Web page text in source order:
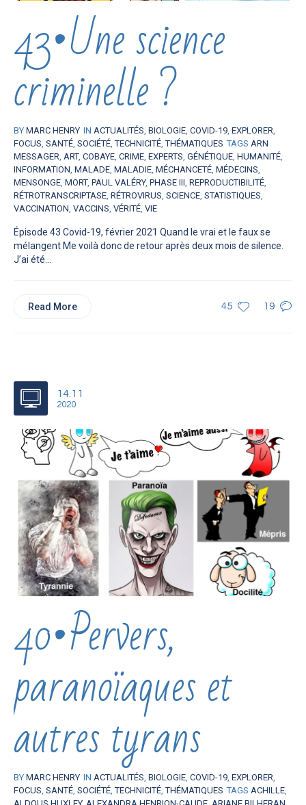
43•Une science
criminelle ?
BY MARC HENRY IN ACTUALITÉS, BIOLOGIE, COVID-19, EXPLORER,
FOCUS, SANTÉ, SOCIÉTÉ,TECHNICITÉ,THÉMATIQUES TAGS ARN
MESSAGER, ART, COBAYE, CRIME, EXPERTS, GÉNÉTIQUE, HUMANITÉ,
INFORMATION, MALADE, MALADIE, MÉCHANCETÉ, MÉDECINS,
MENSONGE, MORT, PAUL VALÉRY, PHASE III, REPRODUCTIBILITÉ,
RÉTROTRANSCRIPTASE, RÉTROVIRUS, SCIENCE, STATISTIQUES,
VACCINATION, VACCINS, VÉRITÉ, VIE
Épisode 43 Covid-19, février 2021 Quand le vrai et le faux se
mélangent Me voilà donc de retour après deux mois de silence.
J’ai été...
45 19
Read More
14.11
2020
40•Pervers,
paranoïaques et
autres tyrans
BY MARC HENRY IN ACTUALITÉS, BIOLOGIE, COVID-19, EXPLORER,
FOCUS, SANTÉ, SOCIÉTÉ,TECHNICITÉ,THÉMATIQUES TAGS ACHILLE,